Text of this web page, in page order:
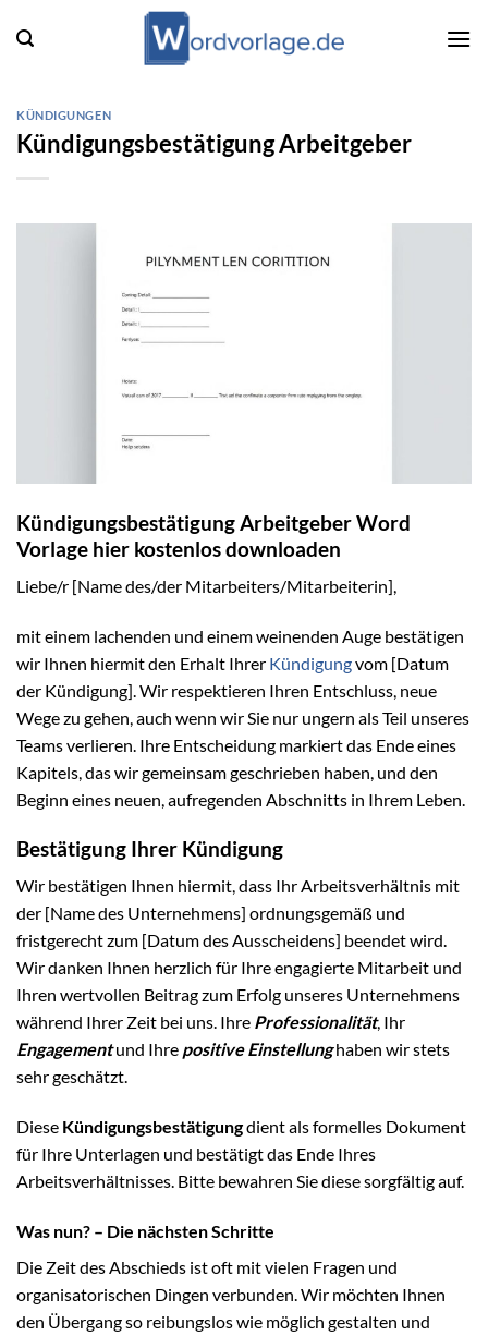
Inhalt
KÜNDIGUNGEN
Kündigungsbestätigung Arbeitgeber
Kündigungsbestätigung Arbeitgeber Word
Vorlage hier kostenlos downloaden
Liebe/r [Name des/der Mitarbeiters/Mitarbeiterin],
mit einem lachenden und einem weinenden Auge bestätigen
wir Ihnen hiermit den Erhalt Ihrer Kündigungvom [Datum
der Kündigung]. Wir respektieren Ihren Entschluss, neue
Wege zu gehen, auch wenn wir Sie nur ungern als Teil unseres
Teams verlieren. Ihre Entscheidung markiert das Ende eines
Kapitels, das wir gemeinsam geschrieben haben, und den
Beginn eines neuen, aufregenden Abschnitts in Ihrem Leben.
Bestätigung Ihrer Kündigung
Wir bestätigen Ihnen hiermit, dass Ihr Arbeitsverhältnis mit
der [Name des Unternehmens] ordnungsgemäß und
fristgerecht zum [Datum des Ausscheidens] beendet wird.
Wir danken Ihnen herzlich für Ihre engagierte Mitarbeit und
Ihren wertvollen Beitrag zum Erfolg unseres Unternehmens
während Ihrer Zeit bei uns. Ihre Professionalität, Ihr
Engagementund Ihre positive Einstellunghaben wir stets
sehr geschätzt.
Diese Kündigungsbestätigungdient als formelles Dokument
für Ihre Unterlagen und bestätigt das Ende Ihres
Arbeitsverhältnisses. Bitte bewahren Sie diese sorgfältig auf.
Was nun? – Die nächsten Schritte
Die Zeit des Abschieds ist oft mit vielen Fragen und
organisatorischen Dingen verbunden. Wir möchten Ihnen
den Übergang so reibungslos wie möglich gestalten und